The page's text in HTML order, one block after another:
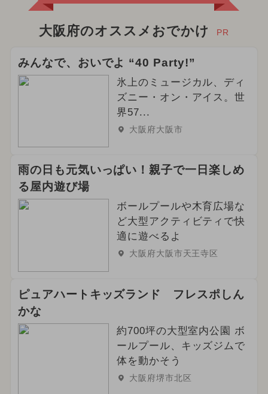
大阪府のオススメおでかけ PR
みんなで、おいでよ “40 Party!”
氷上のミュージカル、ディ
ズニー・オン・アイス。世
界57...
大阪府大阪市
雨の日も元気いっぱい！親子で一日楽しめ
る屋内遊び場
ボールプールや木育広場な
ど大型アクティビティで快
適に遊べるよ
大阪府大阪市天王寺区
ピュアハートキッズランド フレスポしん
かな
約700坪の大型室内公園 ボ
ールプール、キッズジムで
体を動かそう
大阪府堺市北区